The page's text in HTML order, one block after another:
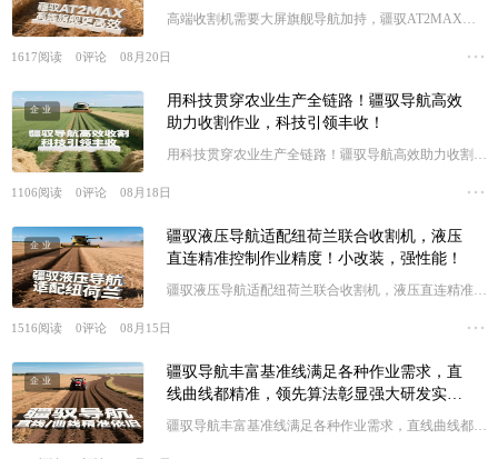
更高，漏收率更低！
高端收割机需要大屏旗舰导航加持，疆驭AT2MAX助
1617阅读 0评论 08月20日
企业
用科技贯穿农业生产全链路！疆驭导航高效
助力收割作业，科技引领丰收！
用科技贯穿农业生产全链路！疆驭导航高效助力收割作
1106阅读 0评论 08月18日
企业
疆驭液压导航适配纽荷兰联合收割机，液压
直连精准控制作业精度！小改装，强性能！
疆驭液压导航适配纽荷兰联合收割机，液压直连精准控
1516阅读 0评论 08月15日
企业
疆驭导航丰富基准线满足各种作业需求，直
线曲线都精准，领先算法彰显强大研发实
力！
疆驭导航丰富基准线满足各种作业需求，直线曲线都精